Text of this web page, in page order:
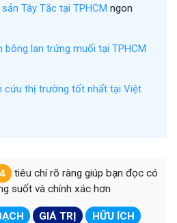
Tây Tắc tại TPHCM ngon
bông lan trứng muối tại TPHCM
cứu thị trường tốt nhất tại Việt
4
tiêu chí rõ ràng giúp bạn đọc có
suốt và chính xác hơn
GIÁ TRỊ HỮU ÍCH